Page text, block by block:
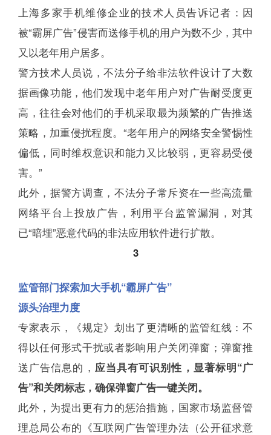
上海多家手机维修企业的技术人员告诉记者：因
被“霸屏广告”侵害而送修手机的用户为数不少，其中
又以老年用户居多。
警方技术人员说，不法分子给非法软件设计了大数
据画像功能，他们发现中老年用户对广告耐受度更
高，往往会对他们的手机采取最为频繁的广告推送
策略，加重侵扰程度。“老年用户的网络安全警惕性
偏低，同时维权意识和能力又比较弱，更容易受侵
害。”
此外，据警方调查，不法分子常斥资在一些高流量
网络平台上投放广告，利用平台监管漏洞，对其
已“暗埋”恶意代码的非法应用软件进行扩散。
3
监管部门探索加大手机“霸屏广告”
源头治理力度
专家表示，《规定》划出了更清晰的监管红线：不
得以任何形式干扰或者影响用户关闭弹窗；弹窗推
送广告信息的， 应当具有可识别性，显著标明“广
告”和关闭标志，确保弹窗广告一键关闭。
此外，为提出更有力的惩治措施，国家市场监督管
理总局公布的《互联网广告管理办法（公开征求意